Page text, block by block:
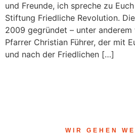
und Freunde, ich spreche zu
Stiftung Friedliche Revolution.
2009 gegründet – unter
Pfarrer Christian Führer, der mit
und nach der Friedlichen […]
WIR GEHEN